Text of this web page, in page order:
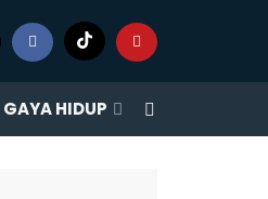
GAYA HIDUP